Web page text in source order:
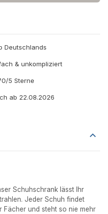
Deutschlands
& unkompliziert
5 Sterne
ab 22.08.2026
Schuhschrank lässt Ihr
Jeder Schuh findet
Fächer und steht so nie mehr